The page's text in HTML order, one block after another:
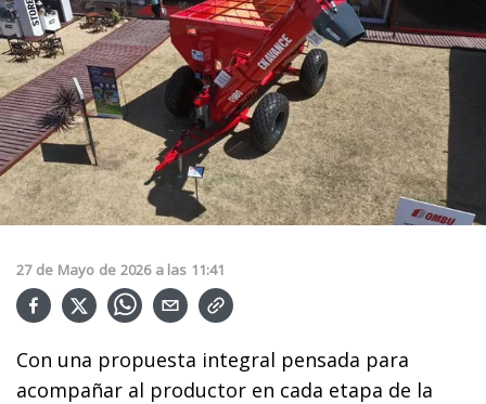
27 de Mayo de 2026 a las 11:41
Con una propuesta integral pensada para
acompañar al productor en cada etapa de la